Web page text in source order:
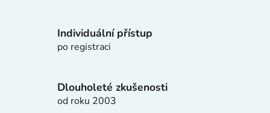
k
p
Individuální přístup
po registraci
Dlouholeté zkušenosti
od roku 2003